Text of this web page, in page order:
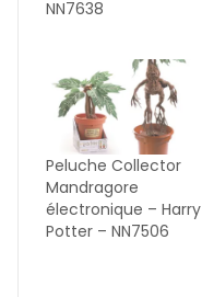
NN7638
Peluche Collector
Mandragore
électronique – Harry
Potter – NN7506